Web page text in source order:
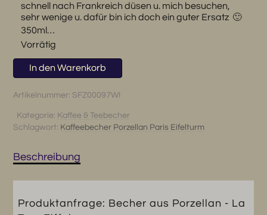
schnell nach Frankreich düsen u. mich besuchen,
sehr wenige u. dafür bin ich doch ein guter Ersatz 🙂
350ml…
Vorrätig
Becher
aus
Porzellan
La
Tour
Menge
In den Warenkorb
Artikelnummer: SFZ00097WI
Kategorie: Kaffee & Teebecher
Schlagwort: Kaffeebecher Porzellan Paris Eifelturm
Beschreibung
Produktanfrage: Becher aus Porzellan - La